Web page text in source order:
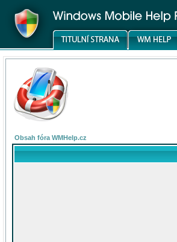
Obsah fóra WMHelp.cz